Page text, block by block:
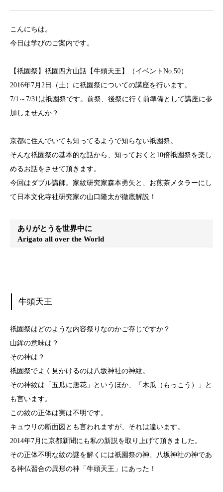
こんにちは。
今日は学びのご案内です。
【祇園祭】祇園四方山話【牛頭天王】（イベントNo.50）
2016年7月2日（土）に祇園祭についての講座を行い ます。
7/1～7/31は祇園祭です。前祭、後祭に行く前準備として講座に参
加しませんか？
京都に住んでいても知ってるようで知らない祇園祭。
そんな祇園祭の基本的な話から、知っておくと10倍祇園祭を楽し
めるお話をさせて頂きます。
今回はダブル講師。家紋研究家森本勇矢と、お煎茶メタラ ーにし
て日本文化寺社研究家の山口隆太が徹底解説！
ありがとうを世界中に
Arigato all over the World
牛頭天王
祇園祭はどのような内容祭りなのかご存じですか？
山鉾の意味は？
その神は？
祇園祭でよく見かけるのは八坂神社の神紋。
その神紋は「五瓜に唐花」というほか、「木瓜（もっこう ）」と
も言います。
この紋の正体は実は不明です。
キュウリの断面図とも言われますが、それは違います。
2014年7月に京都新聞にも私の新説を取り上げて頂き ました。
その正体不明な紋の謎を解くには祇園祭の神、八坂神社の神であ
る神仏習合の異形の神「牛頭天王」にあった！